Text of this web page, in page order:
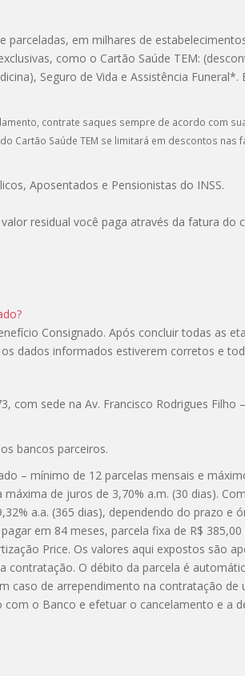
em milhares de
como o Cartão Saúde TEM:
Seguro de Vida e Assistência Funeral*.
contrate saques sempre de acordo com
Cartão Saúde TEM se limitará em descontos nas
Aposentados e Pensionistas do INSS.
residual você paga através da fatura do
Consignado. Após concluir todas as
dados informados estiverem corretos e
com sede na Av. Francisco Rodrigues Filho
bancos parceiros.
– mínimo de 12 parcelas mensais e
de juros de 3,70% a.m. (30 dias).
a.a. (365 dias), dependendo do prazo e
em 84 meses, parcela fixa de R$
Price. Os valores aqui expostos são
O débito da parcela é
caso de arrependimento na contratação de
o Banco e efetuar o cancelamento e a